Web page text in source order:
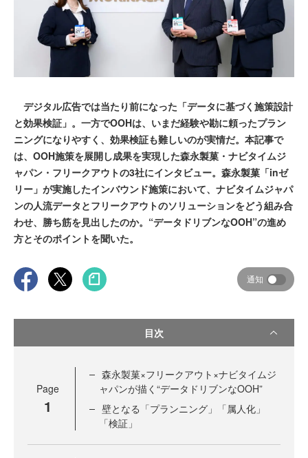
デジタル広告では当たり前になった「データに基づく施策設計
と効果検証」。一方でOOHは、いまだ経験や勘に頼ったプラン
ニングになりやすく、効果検証も難しいのが実情だ。本記事で
は、OOH施策を展開し成果を実現した森永製菓・ナビタイムジ
ャパン・フリークアウトの3社にインタビュー。森永製菓「inゼ
リー」が実施したインバウンド施策において、ナビタイムジャパ
ンの人流データとフリークアウトのソリューションをどう組み合
わせ、勝ち筋を見出したのか。“データドリブンなOOH”の進め
方とそのポイントを聞いた。
通知
目次
Page
1
森永製菓×フリークアウト×ナビタイムジ
ャパンが描く“データドリブンなOOH”
壁となる「プランニング」「属人化」
「検証」